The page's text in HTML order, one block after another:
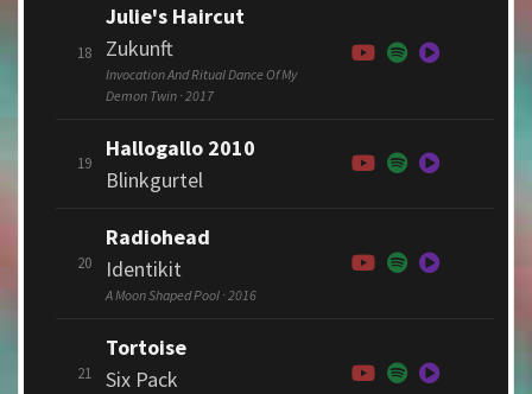
18
Julie's Haircut
Zukunft
Invocation And Ritual Dance Of My
Demon Twin · 2017
19
Hallogallo 2010
Blinkgurtel
20
Radiohead
Identikit
A Moon Shaped Pool · 2016
21
Tortoise
Six Pack